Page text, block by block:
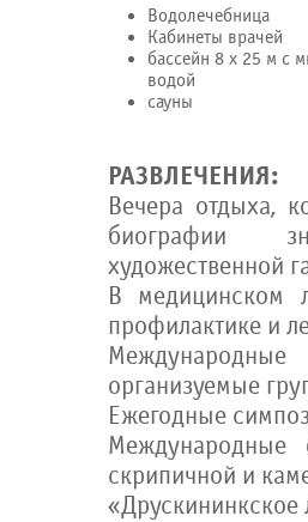
Водолечебница
Кабинеты врачей
бассейн 8 х 25 м с
водой
сауны
РАЗВЛЕЧЕНИЯ:
Вечера отдыха,
биографии
художественной
В медицинском
профилактике и
организуемые
Ежегодные
Международные
скрипичной и